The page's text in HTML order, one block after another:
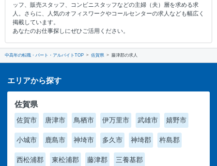
ッフ、販売スタッフ、コンビニスタッフなどの主婦（夫）層を求める求
人。さらに、人気のオフィスワークやコールセンターの求人なども幅広く
掲載しています。
あなたのお仕事探しにぜひご活用ください。
中高年の転職・パート・アルバイトTOP 佐賀県 藤津郡の求人
エリアから探す
佐賀県
佐賀市 唐津市 鳥栖市 伊万里市 武雄市 嬉野市
小城市 鹿島市 神埼市 多久市 神埼郡 杵島郡
西松浦郡 東松浦郡 藤津郡 三養基郡